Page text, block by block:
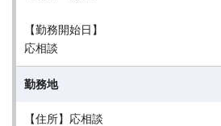
【勤務開始日】
応相談
勤務地
【住所】応相談